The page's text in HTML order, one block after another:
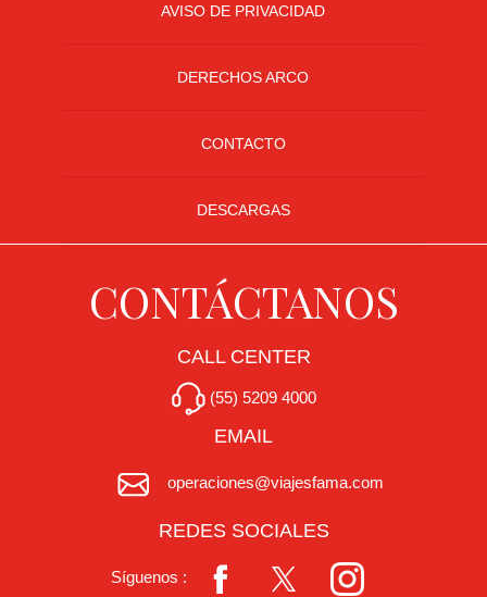
AVISO DE PRIVACIDAD
DERECHOS ARCO
CONTACTO
DESCARGAS
CONTÁCTANOS
CALL CENTER
(55) 5209 4000
EMAIL
operaciones@viajesfama.com
REDES SOCIALES
Síguenos :